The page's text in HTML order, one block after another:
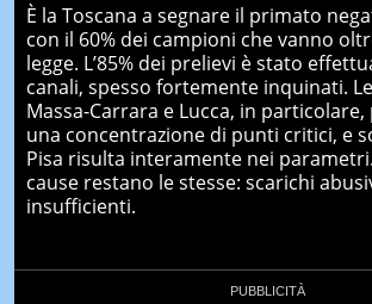
È la Toscana a segnare il primato
con il 60% dei campioni che vanno
legge. L’85% dei prelievi è stato
canali, spesso fortemente inquinati.
Massa-Carrara e Lucca, in
una concentrazione di punti critici, e
Pisa risulta interamente nei
cause restano le stesse: scarichi
insufficienti.